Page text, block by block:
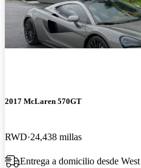
2017 McLaren 570GT
RWD 24,438 millas
Entrega a domicilio desde